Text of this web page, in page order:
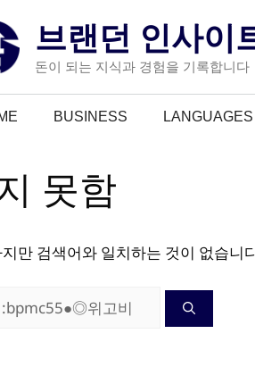
브랜던 인사이
돈이 되는 지식과 경험을 기록합니다
BUSINESS LANGUAGES
못함
만 검색어와 일치하는 것이 없습니